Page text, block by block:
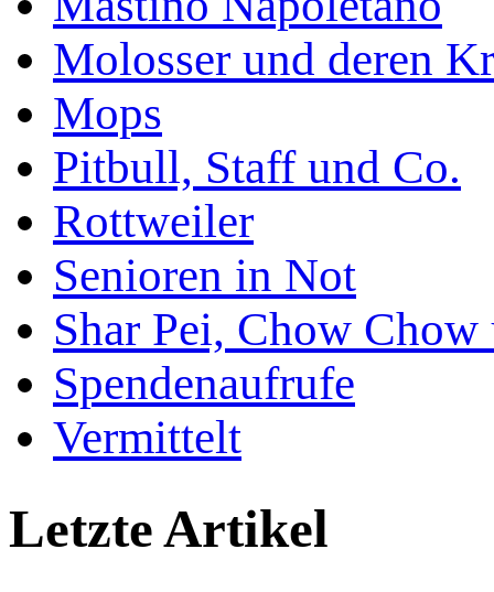
Molosser und deren
Mops
Pitbull, Staff und Co.
Rottweiler
Senioren in Not
Shar Pei, Chow
Spendenaufrufe
Vermittelt
Letzte Artikel